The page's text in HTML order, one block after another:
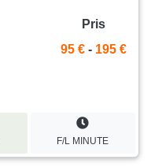
Pris
95 € - 195 €
F/L MINUTE